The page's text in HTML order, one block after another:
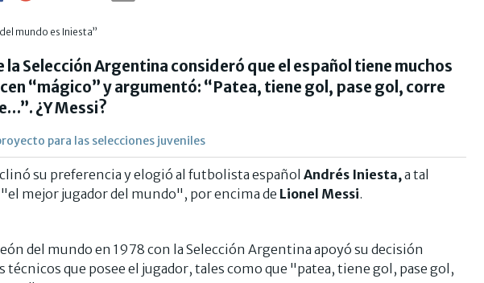
la Selección Argentina consideró que el español tiene muchos
“mágico” y argumentó: “Patea, tiene gol, pase gol, corre
¿Y Messi?
para las selecciones juveniles
su preferencia y elogió al futbolista español Andrés Iniesta, a tal
mejor jugador del mundo", por encima de Lionel Messi.
del mundo en 1978 con la Selección Argentina apoyó su decisión
que posee el jugador, tales como que "patea, tiene gol, pase gol,